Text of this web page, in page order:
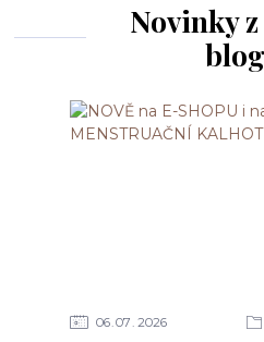
Novinky
06 07 2026